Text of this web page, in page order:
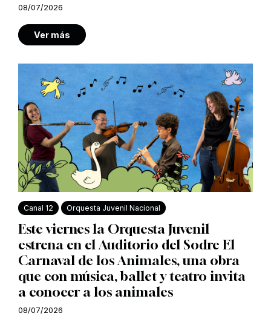
08/07/2026
Ver más
Canal 12 Orquesta Juvenil Nacional
Este viernes la Orquesta Juvenil
estrena en el Auditorio del Sodre El
Carnaval de los Animales, una obra
que con música, ballet y teatro invita
a conocer a los animales
08/07/2026